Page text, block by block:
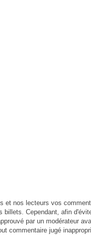
et nos lecteurs vos
Cependant, afin
par un modérateur
commentaire jugé